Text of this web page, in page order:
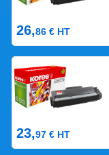
26,86 € HT
23,97 € HT